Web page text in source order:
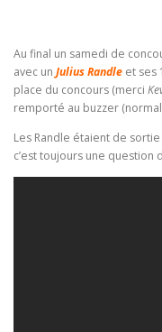
Au final un samedi de
avec un Julius Randle et ses
place du concours (merci
remporté au buzzer
Les Randle étaient de
c’est toujours une question